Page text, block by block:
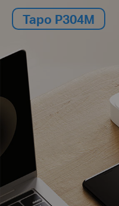
Tapo P304M